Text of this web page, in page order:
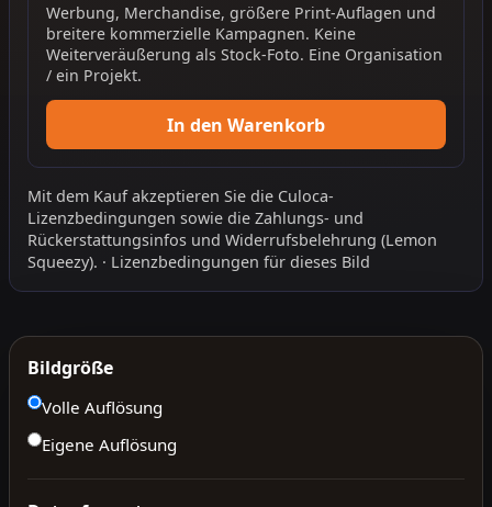
Werbung, Merchandise, größere Print-Auflagen und
breitere kommerzielle Kampagnen. Keine
Weiterveräußerung als Stock-Foto. Eine Organisation
/ ein Projekt.
In den Warenkorb
Mit dem Kauf akzeptieren Sie die Culoca-
Lizenzbedingungen sowie die Zahlungs- und
Rückerstattungsinfos und Widerrufsbelehrung (Lemon
Squeezy). · Lizenzbedingungen für dieses Bild
Bildgröße
Volle Auflösung
Eigene Auflösung